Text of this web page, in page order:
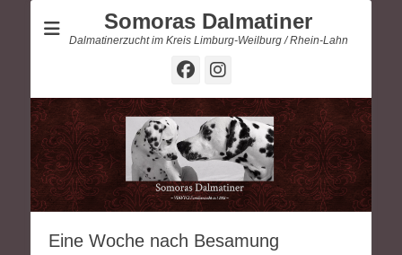
Somoras Dalmatiner
Dalmatinerzucht im Kreis Limburg-Weilburg / Rhein-Lahn
Facebook
Instagram
Eine Woche nach Besamung